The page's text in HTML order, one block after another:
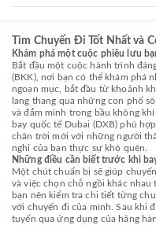
Tìm Chuyến Đi Tốt Nhất và
Khám phá một cuộc phiêu lưu
Bắt đầu một cuộc hành trình
(BKK), nơi bạn có thể khám phá
ngoạn mục, bắt đầu từ khoảnh
lang thang qua những con phố
và đắm mình trong bầu không
bay quốc tế Dubai (DXB) phù
chân trời mới với những người
nghỉ của bạn thực sự khó quên.
Những điều cần biết trước khi
Một chút chuẩn bị sẽ giúp
và việc chọn chỗ ngồi khác nhau
bạn nên kiểm tra chi tiết từng
với chuyến đi của mình. Sau khi
tuyến qua ứng dụng của hãng